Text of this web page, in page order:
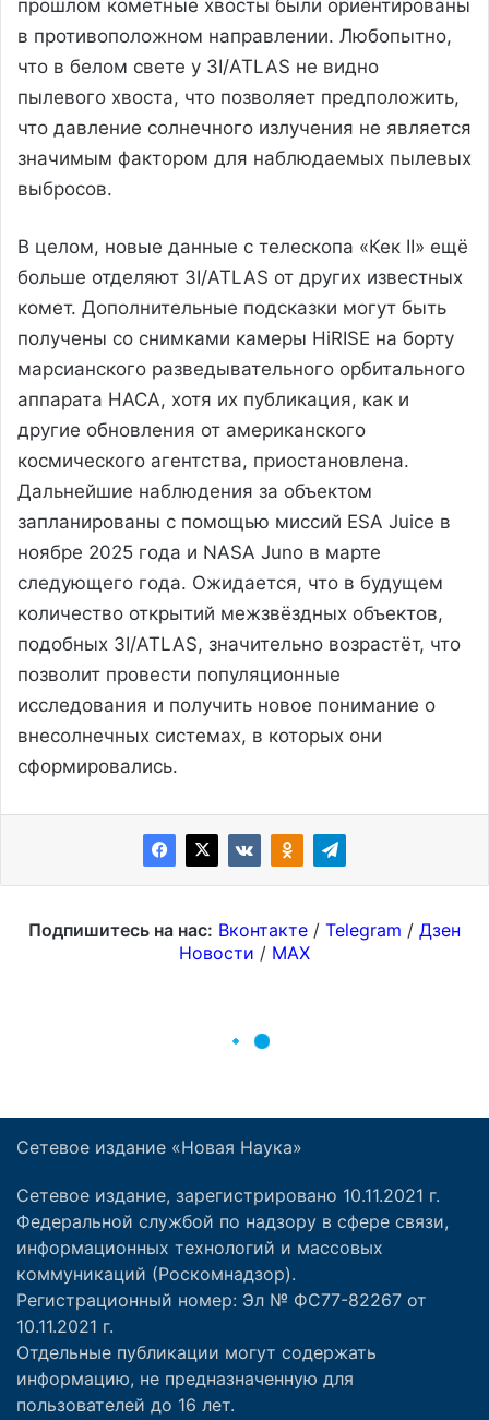
Сетевое издание «Новая Наука»
Сетевое издание, зарегистрировано 10.11.2021 г.
Федеральной службой по надзору в сфере связи,
информационных технологий и массовых
коммуникаций (Роскомнадзор).
Регистрационный номер: Эл № ФС77-82267 от
10.11.2021 г.
Отдельные публикации могут содержать
информацию, не предназначенную для
пользователей до 16 лет.